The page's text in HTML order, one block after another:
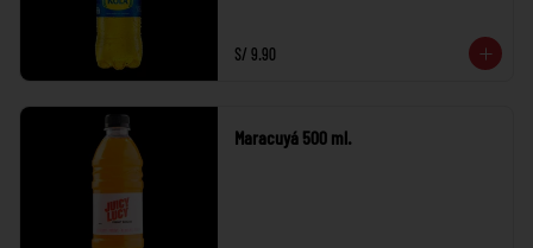
S/ 9.90
Maracuyá 500 ml.